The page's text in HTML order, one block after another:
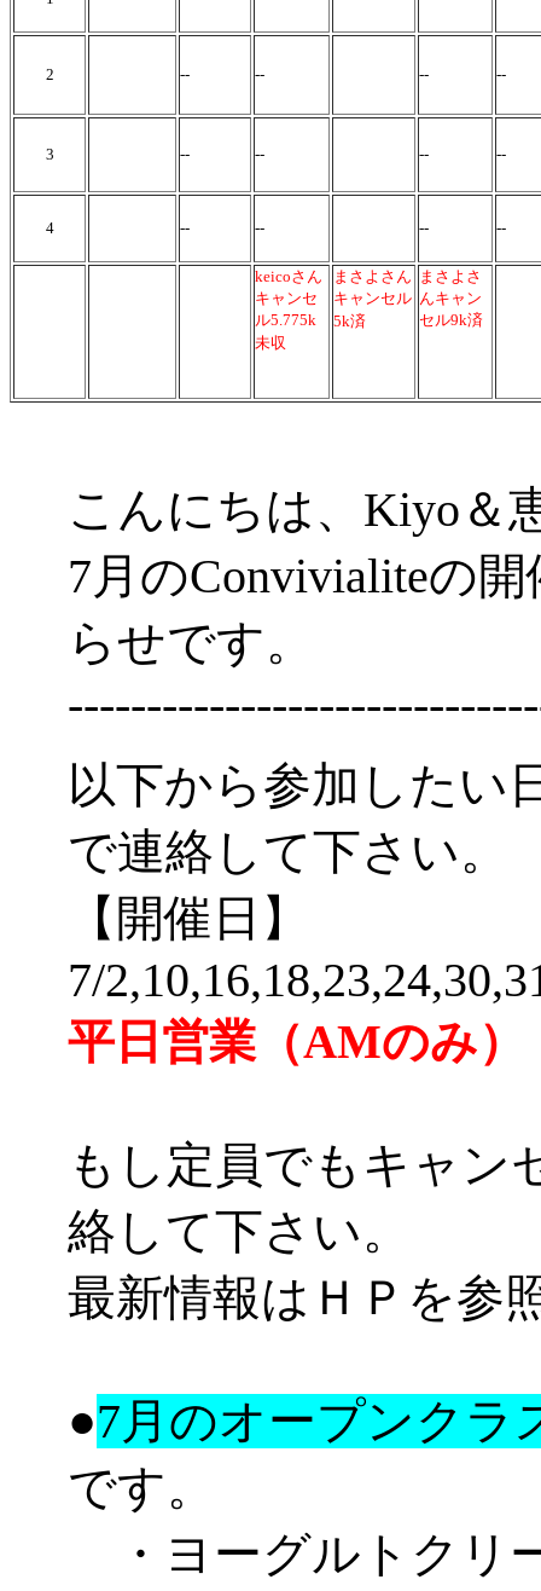
2 -- -- -- --
3 -- -- -- --
4 -- -- -- --
keicoさん
キャンセ
ル5.775k
未収
まさよさん
キャンセル
5k済
まさよさ
んキャン
セル9k済
こんにちは、Kiyo＆
7月のConvivialiteの
らせです。
以下から参加したい
で連絡して下さい。
【開催日】
7/
平日営業（AMのみ）
もし定員でもキャン
絡して下さい。
最新情報はＨＰを参
●7月のオープンクラ
です。
・ヨーグルトクリ